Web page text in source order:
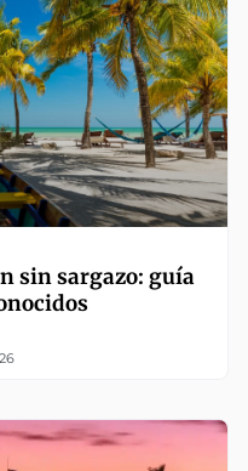
sin sargazo: guía